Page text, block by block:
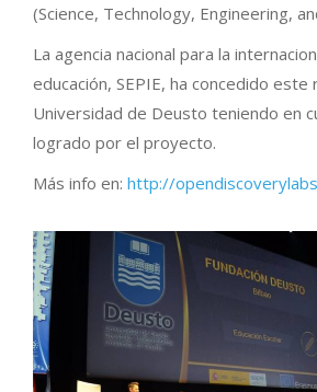
(Science, Technology, Engineering,
La agencia nacional para la
educación, SEPIE, ha concedido este
Universidad de Deusto teniendo en
logrado por el proyecto.
Más info en: http://